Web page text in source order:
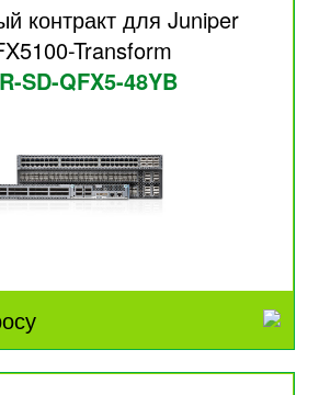
контракт для Juniper
Transform
SD-QFX5-48YB